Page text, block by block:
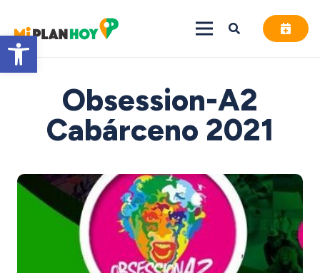
Abrir barra de herramientas
Obsession-A2
Cabárceno 2021